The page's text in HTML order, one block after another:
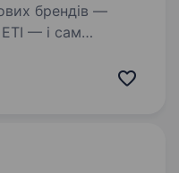
брендів —
ETI — і сам